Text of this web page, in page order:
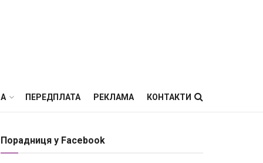
ПЕРЕДПЛАТА РЕКЛАМА КОНТАКТИ
Порадниця у Facebook